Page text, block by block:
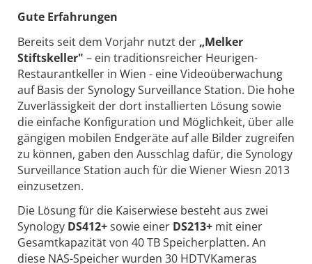
Gute Erfahrungen
Bereits seit dem Vorjahr nutzt der „Melker
Stiftskeller" – ein traditionsreicher Heurigen-
Restaurantkeller in Wien - eine Videoüberwachung
auf Basis der Synology Surveillance Station. Die hohe
Zuverlässigkeit der dort installierten Lösung sowie
die einfache Konfiguration und Möglichkeit, über alle
gängigen mobilen Endgeräte auf alle Bilder zugreifen
zu können, gaben den Ausschlag dafür, die Synology
Surveillance Station auch für die Wiener Wiesn 2013
einzusetzen.
Die Lösung für die Kaiserwiese besteht aus zwei
Synology DS412+sowie einer DS213+ mit einer
Gesamtkapazität von 40 TB Speicherplatten. An
diese NAS-Speicher wurden 30 HDTVKameras